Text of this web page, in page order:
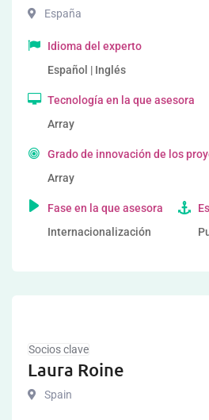
España
Idioma del experto
Español | Inglés
Tecnología en la que asesora
Array
Grado de innovación de los
Array
Fase en la que asesora
Internacionalización
Socios clave
Laura Roine
Spain